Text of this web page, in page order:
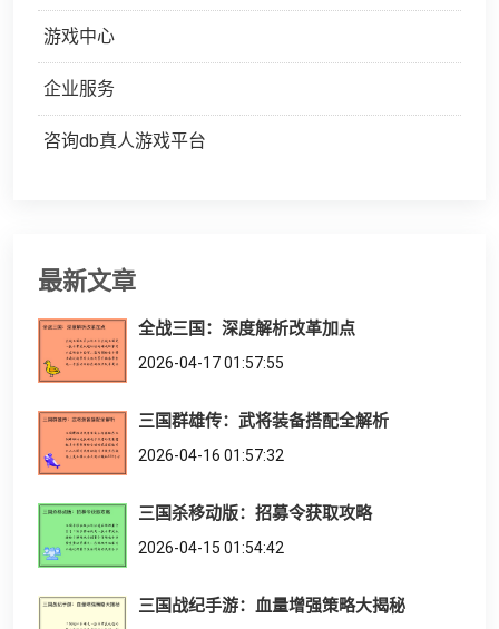
游戏中心
企业服务
咨询db真人游戏平台
最新文章
全战三国：深度解析改革加点
2026-04-17 01:57:55
三国群雄传：武将装备搭配全解析
2026-04-16 01:57:32
三国杀移动版：招募令获取攻略
2026-04-15 01:54:42
三国战纪手游：血量增强策略大揭秘